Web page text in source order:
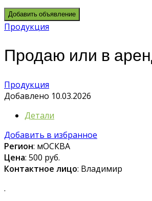
Добавить объявление
Продукция
Продаю или в
Продукция
Добавлено 10.03.2026
Детали
Добавить в избранное
Регион: мОСКВА
Цена: 500 руб.
Контактное лицо: Владимир
.